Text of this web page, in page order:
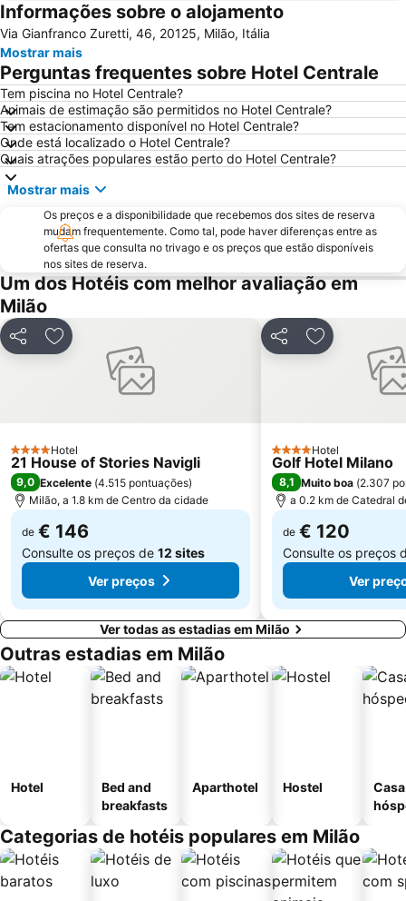
Aeroporto Orio al Serio
Navigli
Cidade Alta de Bérgamo
Stazione di Bergamo
San Siro
Stazione Porta Garibaldi
Lampugnano Metro Station
Teatro alla Scala
San Siro Stadio Metro Station
Autodromo Nazionale Monza
Cadorna – Triennale Metro Station
Porta Romana
Porta Garibaldi
Porta Venezia
Galeria Vittorio Emanuele II
FieraMilano
Lampugnano
Museo del Duomo di Milano
Funicolare di Città Alta
Teatro Sociale Como
Garibaldi Metro Station
Boccaleone
Bicocca
Via Montenapoleone
San Siro Ippodromo Metro Station
Stazione Milano Lambrate
Castelo Sforzeco
Isola
Porta Venezia Metro Station
Città Studi
Moscova Metro Station
Lambrate
Duomo Metro Station
Informações sobre o alojamento
Via Gianfranco Zuretti, 46, 20125, Milão, Itália
Mostrar mais
Perguntas frequentes sobre Hotel Centrale
Tem piscina no Hotel Centrale?
Animais de estimação são permitidos no Hotel Centrale?
Tem estacionamento disponível no Hotel Centrale?
Onde está localizado o Hotel Centrale?
Quais atrações populares estão perto do Hotel Centrale?
Mostrar mais
Os preços e a disponibilidade que recebemos dos sites de reserva
mudam frequentemente. Como tal, pode haver diferenças entre as
ofertas que consulta no trivago e os preços que estão disponíveis
nos sites de reserva.
Um dos Hotéis com melhor avaliação em
Milão
PartilharAdicionar aos favoritos
4 Estrelas
Hotel
21 House of Stories Navigli
9,0 Excelente (4.515 pontuações)
Milão, a 1.8 km de Centro da cidade
de € 146
Consulte os preços de 12 sites
Ver preços
PartilharAdicionar
4 Estrelas
Hotel
Golf Hotel Milano
8,1 Muito boa (2.307
a 0.2 km de Catedral
de € 120
Consulte os preços
Ver
Ver todas as estadias em Milão
Outras estadias em Milão
Hotel
Bed and
breakfasts
Aparthotel Hostel
Categorias de hotéis populares em Milão